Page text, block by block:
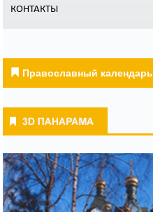
КОНТАКТЫ
Православный календарь